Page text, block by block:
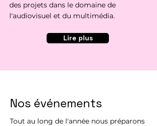
des projets dans le domaine de
l'audiovisuel et du multimédia.
Lire plus
Nos événements
Tout au long de l'année nous préparons